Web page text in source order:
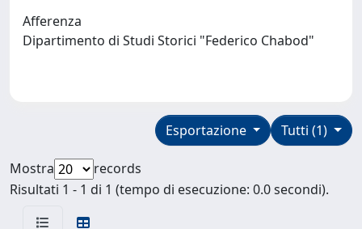
Afferenza
Dipartimento di Studi Storici "Federico Chabod"
Tutti (1)
Esportazione
Mostra
records
Risultati 1 - 1 di 1 (tempo di esecuzione: 0.0 secondi).